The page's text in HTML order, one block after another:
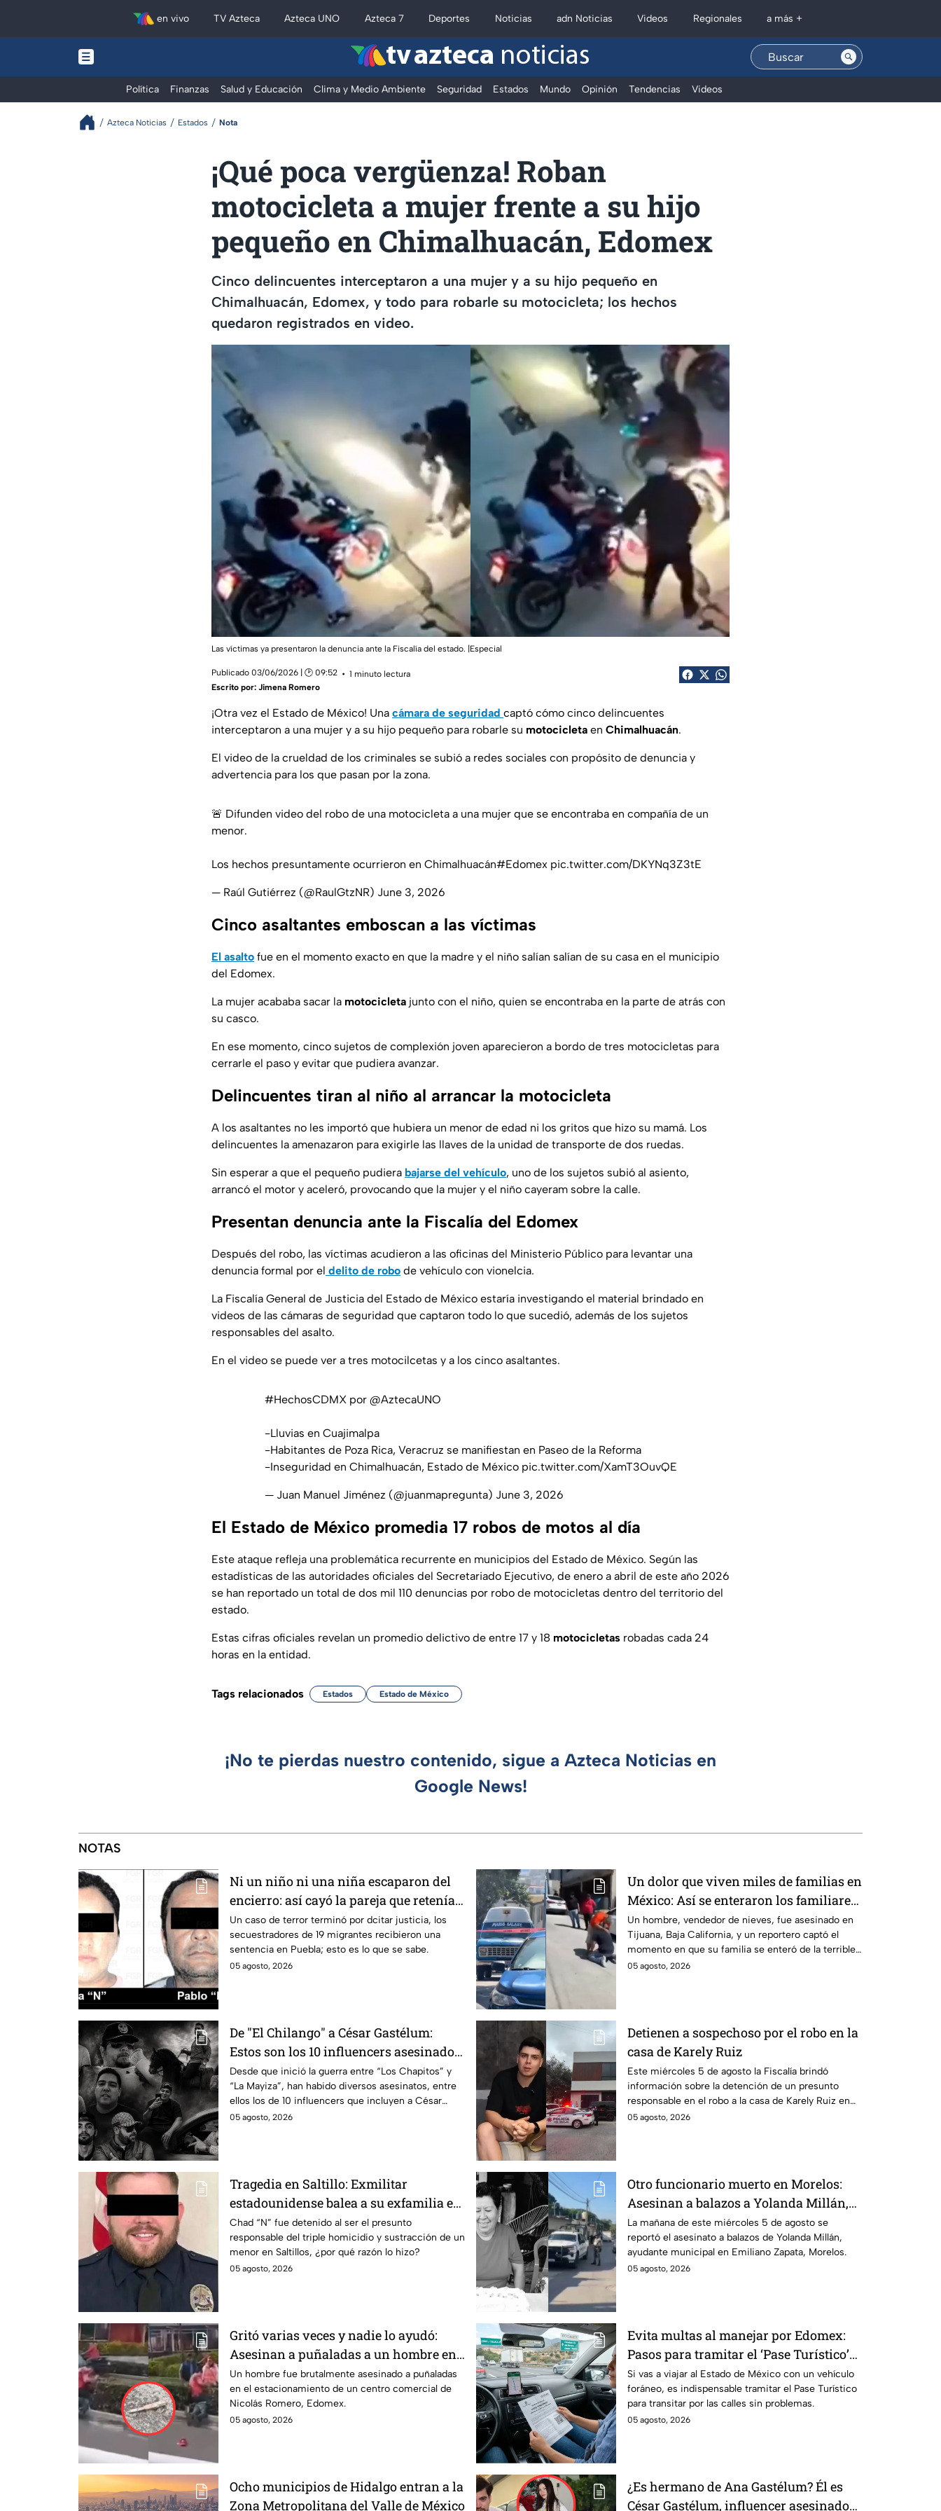
en vivo TV Azteca Azteca UNO Azteca 7 Deportes Noticias adn Noticias Videos Regionales a más +
tv azteca noticias
Política Finanzas Salud y Educación Clima y Medio Ambiente Seguridad Estados Mundo Opinión Tendencias Videos
Azteca Noticias Estados Nota
¡Qué poca vergüenza! Roban
motocicleta a mujer frente a su hijo
pequeño en Chimalhuacán, Edomex
Cinco delincuentes interceptaron a una mujer y a su hijo pequeño en
Chimalhuacán, Edomex, y todo para robarle su motocicleta; los hechos
quedaron registrados en video.
Las víctimas ya presentaron la denuncia ante la Fiscalía del estado. |Especial
Publicado 03/06/2026 | 🕑 09:52
1 minuto lectura
Escrito por: Jimena Romero
¡Otra vez el Estado de México! Una cámara de seguridad captó cómo cinco delincuentes
interceptaron a una mujer y a su hijo pequeño para robarle su motocicleta en Chimalhuacán.
El video de la crueldad de los criminales se subió a redes sociales con propósito de denuncia y
advertencia para los que pasan por la zona.
🚨 Difunden video del robo de una motocicleta a una mujer que se encontraba en compañía de un
menor.
Los hechos presuntamente ocurrieron en Chimalhuacán#Edomex pic.twitter.com/DKYNq3Z3tE
— Raúl Gutiérrez (@RaulGtzNR) June 3, 2026
Cinco asaltantes emboscan a las víctimas
El asalto fue en el momento exacto en que la madre y el niño salían salían de su casa en el municipio
del Edomex.
La mujer acababa sacar la motocicleta junto con el niño, quien se encontraba en la parte de atrás con
su casco.
En ese momento, cinco sujetos de complexión joven aparecieron a bordo de tres motocicletas para
cerrarle el paso y evitar que pudiera avanzar.
Delincuentes tiran al niño al arrancar la motocicleta
A los asaltantes no les importó que hubiera un menor de edad ni los gritos que hizo su mamá. Los
delincuentes la amenazaron para exigirle las llaves de la unidad de transporte de dos ruedas.
Sin esperar a que el pequeño pudiera bajarse del vehículo, uno de los sujetos subió al asiento,
arrancó el motor y aceleró, provocando que la mujer y el niño cayeram sobre la calle.
Presentan denuncia ante la Fiscalía del Edomex
Después del robo, las víctimas acudieron a las oficinas del Ministerio Público para levantar una
denuncia formal por el delito de robo de vehículo con vionelcia.
La Fiscalía General de Justicia del Estado de México estaría investigando el material brindado en
videos de las cámaras de seguridad que captaron todo lo que sucedió, además de los sujetos
responsables del asalto.
En el video se puede ver a tres motocilcetas y a los cinco asaltantes.
#HechosCDMXpor @AztecaUNO
-Lluvias en Cuajimalpa
-Habitantes de Poza Rica, Veracruz se manifiestan en Paseo de la Reforma
-Inseguridad en Chimalhuacán, Estado de México pic.twitter.com/XamT3OuvQE
— Juan Manuel Jiménez (@juanmapregunta) June 3, 2026
El Estado de México promedia 17 robos de motos al día
Este ataque refleja una problemática recurrente en municipios del Estado de México. Según las
estadísticas de las autoridades oficiales del Secretariado Ejecutivo, de enero a abril de este año 2026
se han reportado un total de dos mil 110 denuncias por robo de motocicletas dentro del territorio del
estado.
Estas cifras oficiales revelan un promedio delictivo de entre 17 y 18 motocicletas robadas cada 24
horas en la entidad.
Tags relacionados Estados Estado de México
¡No te pierdas nuestro contenido, sigue a Azteca Noticias en
Google News!
NOTAS
Ni un niño ni una niña escaparon del
encierro: así cayó la pareja que retenía a
19 migrantes en Puebla
Un caso de terror terminó por dcitar justicia, los
secuestradores de 19 migrantes recibieron una
sentencia en Puebla; esto es lo que se sabe.
05 agosto, 2026
Un dolor que viven miles de familias en
México: Así se enteraron los familiares
de un vendedor de nieves de su
asesinato en Tijuana, Baja California
Un hombre, vendedor de nieves, fue asesinado en
Tijuana, Baja California, y un reportero captó el
momento en que su familia se enteró de la terrible
noticia.
05 agosto, 2026
De "El Chilango" a César Gastélum:
Estos son los 10 influencers asesinados
por la guerra entre "Los Chapitos" y "La
Mayiza"
Desde que inició la guerra entre “Los Chapitos” y
“La Mayiza”, han habido diversos asesinatos, entre
ellos los de 10 influencers que incluyen a César
Gastélum.
05 agosto, 2026
Detienen a sospechoso por el robo en la
casa de Karely Ruiz
Este miércoles 5 de agosto la Fiscalía brindó
información sobre la detención de un presunto
responsable en el robo a la casa de Karely Ruiz en
Nuevo León.
05 agosto, 2026
Tragedia en Saltillo: Exmilitar
estadounidense balea a su exfamilia en
boutique, hay tres muertos
Chad “N” fue detenido al ser el presunto
responsable del triple homicidio y sustracción de un
menor en Saltillos, ¿por qué razón lo hizo?
05 agosto, 2026
Otro funcionario muerto en Morelos:
Asesinan a balazos a Yolanda Millán,
ayudante municipal en Emiliano
Zapata
La mañana de este miércoles 5 de agosto se
reportó el asesinato a balazos de Yolanda Millán,
ayudante municipal en Emiliano Zapata, Morelos.
05 agosto, 2026
Gritó varias veces y nadie lo ayudó:
Asesinan a puñaladas a un hombre en
estacionamiento de centro comercial en
Nicolás Romero, Edomex
Un hombre fue brutalmente asesinado a puñaladas
en el estacionamiento de un centro comercial de
Nicolás Romero, Edomex.
05 agosto, 2026
Evita multas al manejar por Edomex:
Pasos para tramitar el ‘Pase Turístico’
para autos foráneos; requisitos y todo lo
que debes saber
Si vas a viajar al Estado de México con un vehículo
foráneo, es indispensable tramitar el Pase Turístico
para transitar por las calles sin problemas.
05 agosto, 2026
Ocho municipios de Hidalgo entran a la
Zona Metropolitana del Valle de México
¿Es hermano de Ana Gastélum? Él es
César Gastélum, influencer asesinado